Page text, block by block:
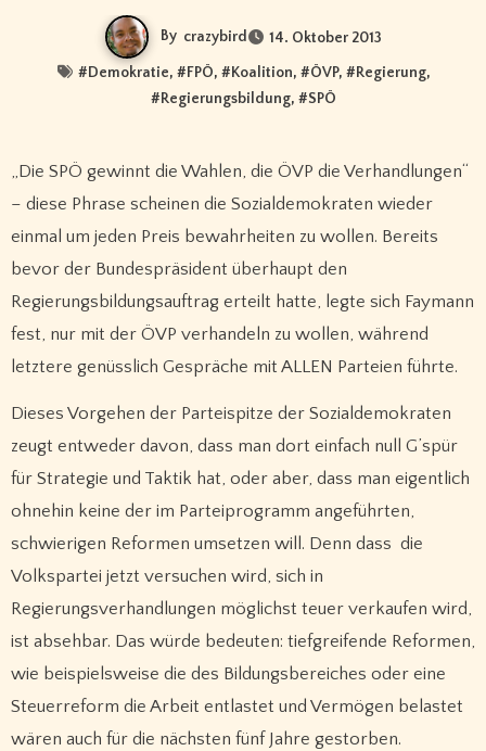
By crazybird 14. Oktober 2013
#Demokratie, #FPÖ, #Koalition, #ÖVP, #Regierung,
#Regierungsbildung, #SPÖ
„Die SPÖ gewinnt die Wahlen, die ÖVP die Verhandlungen“
– diese Phrase scheinen die Sozialdemokraten wieder
einmal um jeden Preis bewahrheiten zu wollen. Bereits
bevor der Bundespräsident überhaupt den
Regierungsbildungsauftrag erteilt hatte, legte sich Faymann
fest, nur mit der ÖVP verhandeln zu wollen, während
letztere genüsslich Gespräche mit ALLEN Parteien führte.
Dieses Vorgehen der Parteispitze der Sozialdemokraten
zeugt entweder davon, dass man dort einfach null G’spür
für Strategie und Taktik hat, oder aber, dass man eigentlich
ohnehin keine der im Parteiprogramm angeführten,
schwierigen Reformen umsetzen will. Denn dass die
Volkspartei jetzt versuchen wird, sich in
Regierungsverhandlungen möglichst teuer verkaufen wird,
ist absehbar. Das würde bedeuten: tiefgreifende Reformen,
wie beispielsweise die des Bildungsbereiches oder eine
Steuerreform die Arbeit entlastet und Vermögen belastet
wären auch für die nächsten fünf Jahre gestorben.